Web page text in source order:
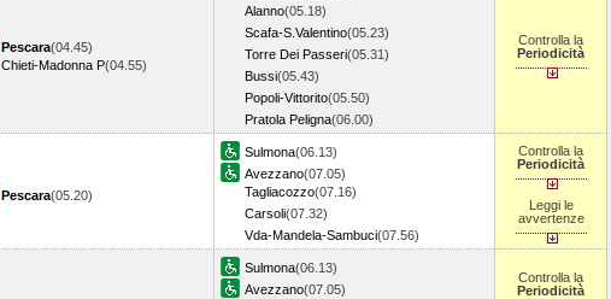
Pescara(04.45)
Chieti-Madonna P(04.55)
Alanno(05.18)
Scafa-S.Valentino(05.23)
Torre Dei Passeri(05.31)
Bussi(05.43)
Popoli-Vittorito(05.50)
Pratola Peligna(06.00)
Controlla la
Periodicità
Pescara(05.20)
Sulmona(06.13)
Avezzano(07.05)
Tagliacozzo(07.16)
Carsoli(07.32)
Vda-Mandela-Sambuci(07.56)
Controlla la
Periodicità
Leggi le
avvertenze
Sulmona(06.13)
Avezzano(07.05)
Controlla la
Periodicità